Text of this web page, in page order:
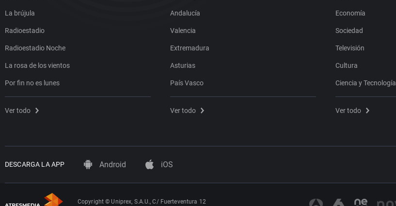
La brújula
Radioestadio
Radioestadio Noche
La rosa de los vientos
Por fin no es lunes
Ver todo
Andalucía
Valencia
Extremadura
Asturias
País Vasco
Ver todo
Economía
Sociedad
Televisión
Cultura
Ciencia y Tecnología
Ver todo
DESCARGA LA APP Android iOS
Copyright © Uniprex, S.A.U., C/ Fuerteventura 12